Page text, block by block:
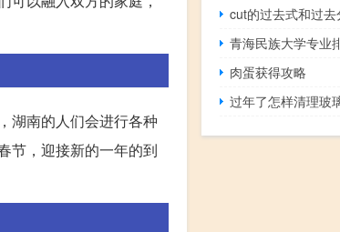
湖南的人们会进行各种
节，迎接新的一年的到
青海民族大学专业
肉蛋获得攻略
过年了怎样清理玻